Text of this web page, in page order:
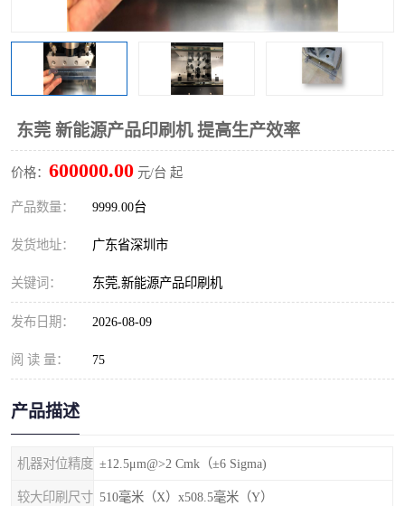
东莞 新能源产品印刷机 提高生产效率
价格： 600000.00 元/台 起
产品数量： 9999.00台
发货地址： 广东省深圳市
关键词： 东莞,新能源产品印刷机
发布日期： 2026-08-09
阅 读 量： 75
产品描述
机器对位精度 ±12.5μm@>2 Cmk（±6 Sigma)
较大印刷尺寸 510毫米（X）x508.5毫米（Y）